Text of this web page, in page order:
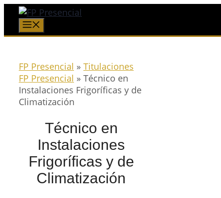
Saltar
contenido
FP Presencial » Titulaciones
FP Presencial » Técnico en
Instalaciones Frigoríficas y de
Climatización
Técnico en
Instalaciones
Frigoríficas y de
Climatización